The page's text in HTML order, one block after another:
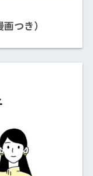
つき）